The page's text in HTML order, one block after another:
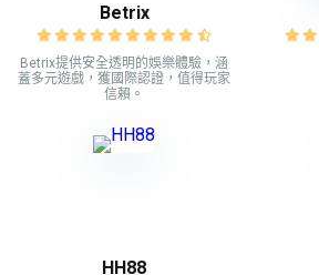
Betrix
Betrix提供安全透明的娛樂體驗，涵
蓋多元遊戲，獲國際認證，值得玩家
信賴。
HH88